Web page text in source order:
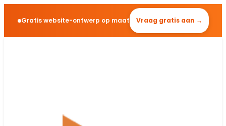
Gratis website-ontwerp op maat Vraag gratis aan →